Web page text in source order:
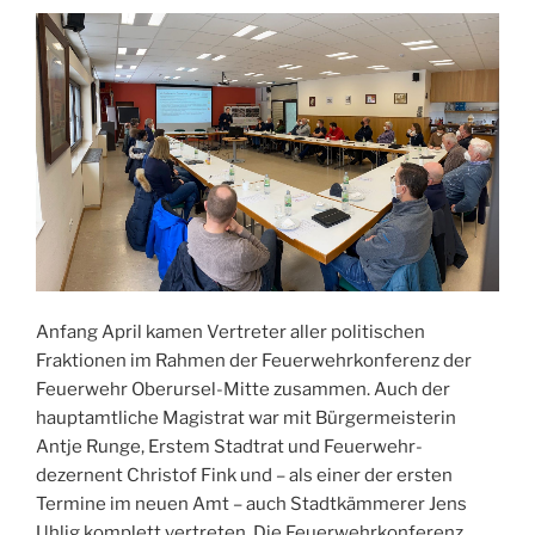
Anfang April kamen Vertreter aller politischen
Fraktionen im Rahmen der Feuerwehrkonferenz der
Feuerwehr Oberursel-Mitte zusammen. Auch der
hauptamtliche Magistrat war mit Bürgermeisterin
Antje Runge, Erstem Stadtrat und Feuerwehr­
dezernent Christof Fink und – als einer der ersten
Termine im neuen Amt – auch Stadtkämmerer Jens